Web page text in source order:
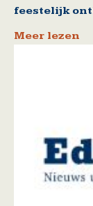
feestelijk
Meer lezen